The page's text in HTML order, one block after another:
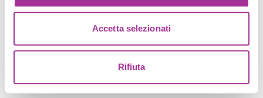
Accetta selezionati
Rifiuta